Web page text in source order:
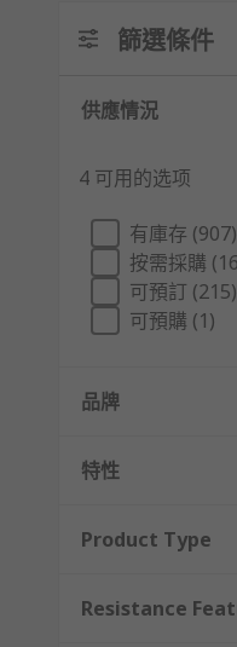
Face Shields
PPE
Ability to
The fitting
The
The
Should either
篩選條件
供應情況
4 可用的选项
有庫存 (907)
按需採購
可預訂 (215)
可預購 (1)
品牌
特性
Product Type
Resistance